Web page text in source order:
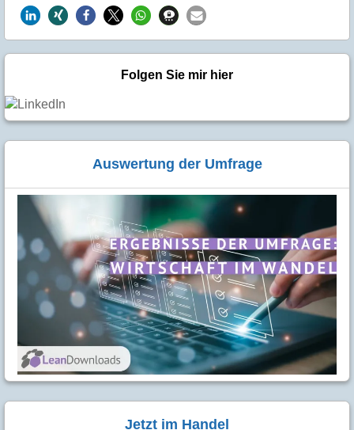
Folgen Sie mir hier
Auswertung der Umfrage
Jetzt im Handel